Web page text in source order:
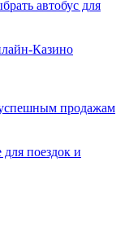
автобус для
Казино
продажам
поездок и